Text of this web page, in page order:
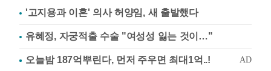
'고지용과 이혼' 의사 허양임, 새 출발했다
유혜정, 자궁적출 수술 "여성성 잃는 것이…"